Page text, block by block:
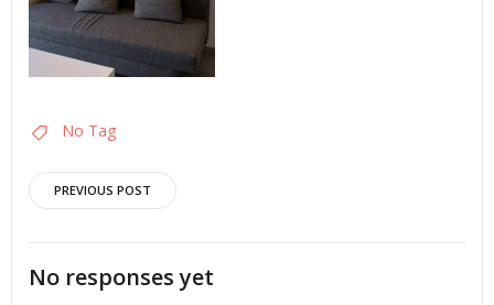
No Tag
Post
navigation
PREVIOUS POST
No responses yet